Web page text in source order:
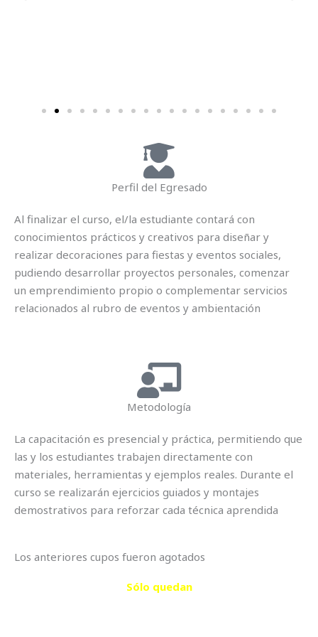
Perfil del Egresado
Al finalizar el curso, el/la estudiante contará con
conocimientos prácticos y creativos para diseñar y
realizar decoraciones para fiestas y eventos sociales,
pudiendo desarrollar proyectos personales, comenzar
un emprendimiento propio o complementar servicios
relacionados al rubro de eventos y ambientación
Metodología
La capacitación es presencial y práctica, permitiendo que
las y los estudiantes trabajen directamente con
materiales, herramientas y ejemplos reales. Durante el
curso se realizarán ejercicios guiados y montajes
demostrativos para reforzar cada técnica aprendida
Los anteriores cupos fueron agotados
Sólo quedan